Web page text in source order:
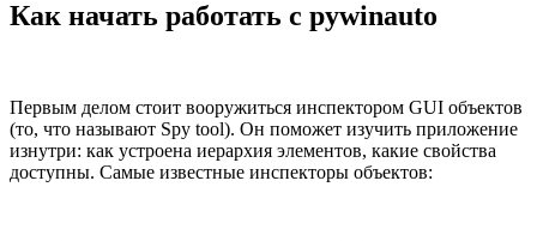
Как начать работать с pywinauto
Первым делом стоит вооружиться инспектором GUI объектов
(то, что называют Spy tool). Он поможет изучить приложение
изнутри: как устроена иерархия элементов, какие свойства
доступны. Самые известные инспекторы объектов: